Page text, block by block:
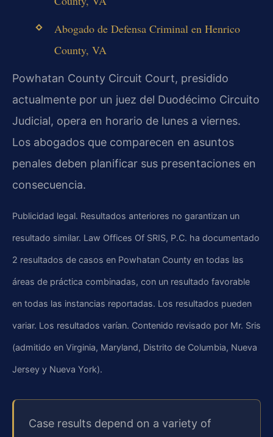
Abogado de Defensa Criminal en Henrico
County, VA
Powhatan County Circuit Court, presidido
actualmente por un juez del Duodécimo Circuito
Judicial, opera en horario de lunes a viernes.
Los abogados que comparecen en asuntos
penales deben planificar sus presentaciones en
consecuencia.
Publicidad legal. Resultados anteriores no garantizan un
resultado similar. Law Offices Of SRIS, P.C. ha documentado
2 resultados de casos en Powhatan County en todas las
áreas de práctica combinadas, con un resultado favorable
en todas las instancias reportadas. Los resultados pueden
variar. Los resultados varían. Contenido revisado por Mr. Sris
(admitido en Virginia, Maryland, Distrito de Columbia, Nueva
Jersey y Nueva York).
Case results depend on a variety of